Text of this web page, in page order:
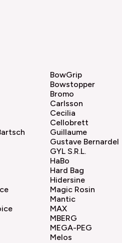
BowGrip
Bowstopper
Bromo
Carlsson
Cecilia
Cellobrett
Guillaume
Gustave Bernardel
GYL S.R.L.
HaBo
Hard Bag
Hidersine
Magic Rosin
Mantic
MAX
MBERG
MEGA-PEG
Melos